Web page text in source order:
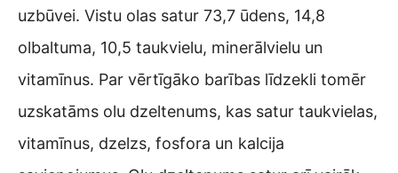
uzbūvei. Vistu olas satur 73,7 ūdens, 14,8
olbaltuma, 10,5 taukvielu, minerālvielu un
vitamīnus. Par vērtīgāko barības līdzekli tomēr
uzskatāms olu dzeltenums, kas satur taukvielas,
vitamīnus, dzelzs, fosfora un kalcija